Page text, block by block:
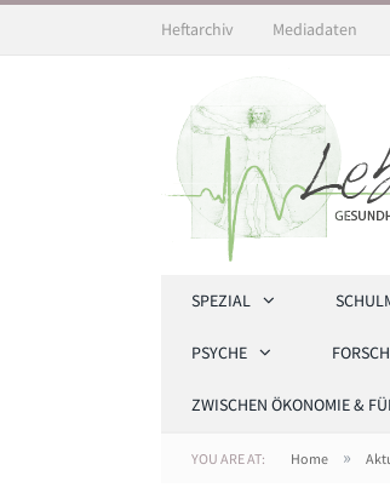
Heftarchiv Mediadaten
SPEZIAL
PSYCHE
ZWISCHEN ÖKONOMIE &
YOU ARE AT: Home »